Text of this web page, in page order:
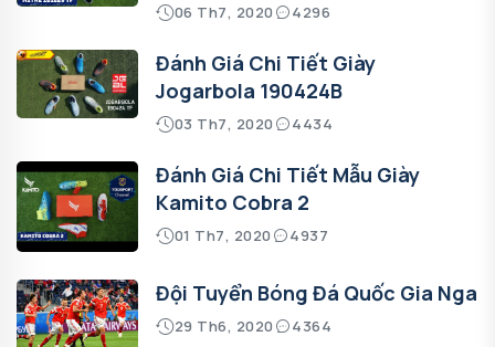
06 Th7, 2020 4296
Đánh Giá Chi Tiết Giày
Jogarbola 190424B
03 Th7, 2020 4434
Đánh Giá Chi Tiết Mẫu Giày
Kamito Cobra 2
01 Th7, 2020 4937
Đội Tuyển Bóng Đá Quốc Gia Nga
29 Th6, 2020 4364